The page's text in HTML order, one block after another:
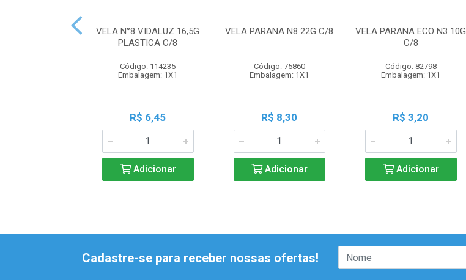
VELA N°8 VIDALUZ 16,5G
PLASTICA C/8
Código: 114235
Embalagem: 1X1
R$ 6,45
Adicionar
VELA PARANA N8 22G C/8
Código: 75860
Embalagem: 1X1
R$ 8,30
Adicionar
VELA PARANA ECO N3 10G
C/8
Código: 82798
Embalagem: 1X1
R$ 3,20
Adicionar
Cadastre-se para receber nossas ofertas!